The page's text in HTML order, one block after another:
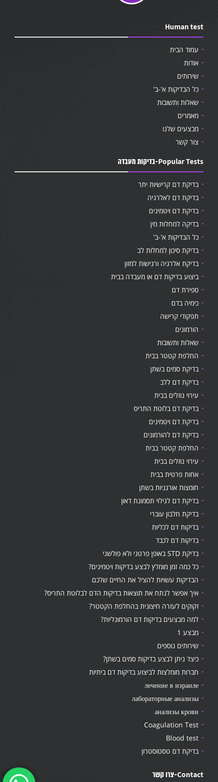
Human test
עמוד הבית
אודות
שירותים
כל הבדיקות א'-ב'
שאלות ותשובות
מאמרים
מבצעים שלנו
צור קשר
Popular Tests-בדיקות מעבדה
בדיקת דם קרישיות יתר
בדיקת דם לאלרגיה
בדיקת דם ויטמינים
בדיקה למחלות מין
כל הבדיקות א'-ב'
בדיקת סיכון למחלות לב
בדיקת אלרגיה ורגישות למזון
ביצוע בדיקות דם או מעבדה בבית
ספירת דם
כימיה בדם
תפקודי קרישה
הורמונים
שאלות ותשובות
החלפת קטטר בבית
בדיקת סמים בשתן
בדיקת דם ללב
עירוי נוזלים בבית
בדיקת דם בלוטת התריס
בדיקת דם ויטמינים
בדיקת דם להורמונים
החלפת קטטר בבית
עירוי נוזלים בבית
אחות פרטית בבית
חומצות אורגניות בשתן
בדיקת דם לגילוי תסמונת דאון
בדיקת חלבון עוברי
בדיקות דם לכליות
בדיקות דם לכבד
בדיקת STD באופן פרטני ולא פולשני
כל כמה זמן מומלץ לבצע בדיקות ויטמינים?
הבדיקות עשויות להציל את החיים שלכם
איך אפשר לנתח את תוצאות בדיקות הדם לבלוטת התריס?
זקוקים לעזרה חיצונית בהחלפת הקטטר?
למה מבצעים בדיקות דם הורמונליות?
מבצע 1
שירותים נוספים
כיצד ניתן לבצע בדיקות סמים בשתן?
חברות מומלצות לביצוע בדיקות דם ביתיות
лечение в израиле
лабораторные анализы
анализы крови
Coagulation Test
Blood test
בדיקת דם טסטוסטרון
Contact-צרו קשר